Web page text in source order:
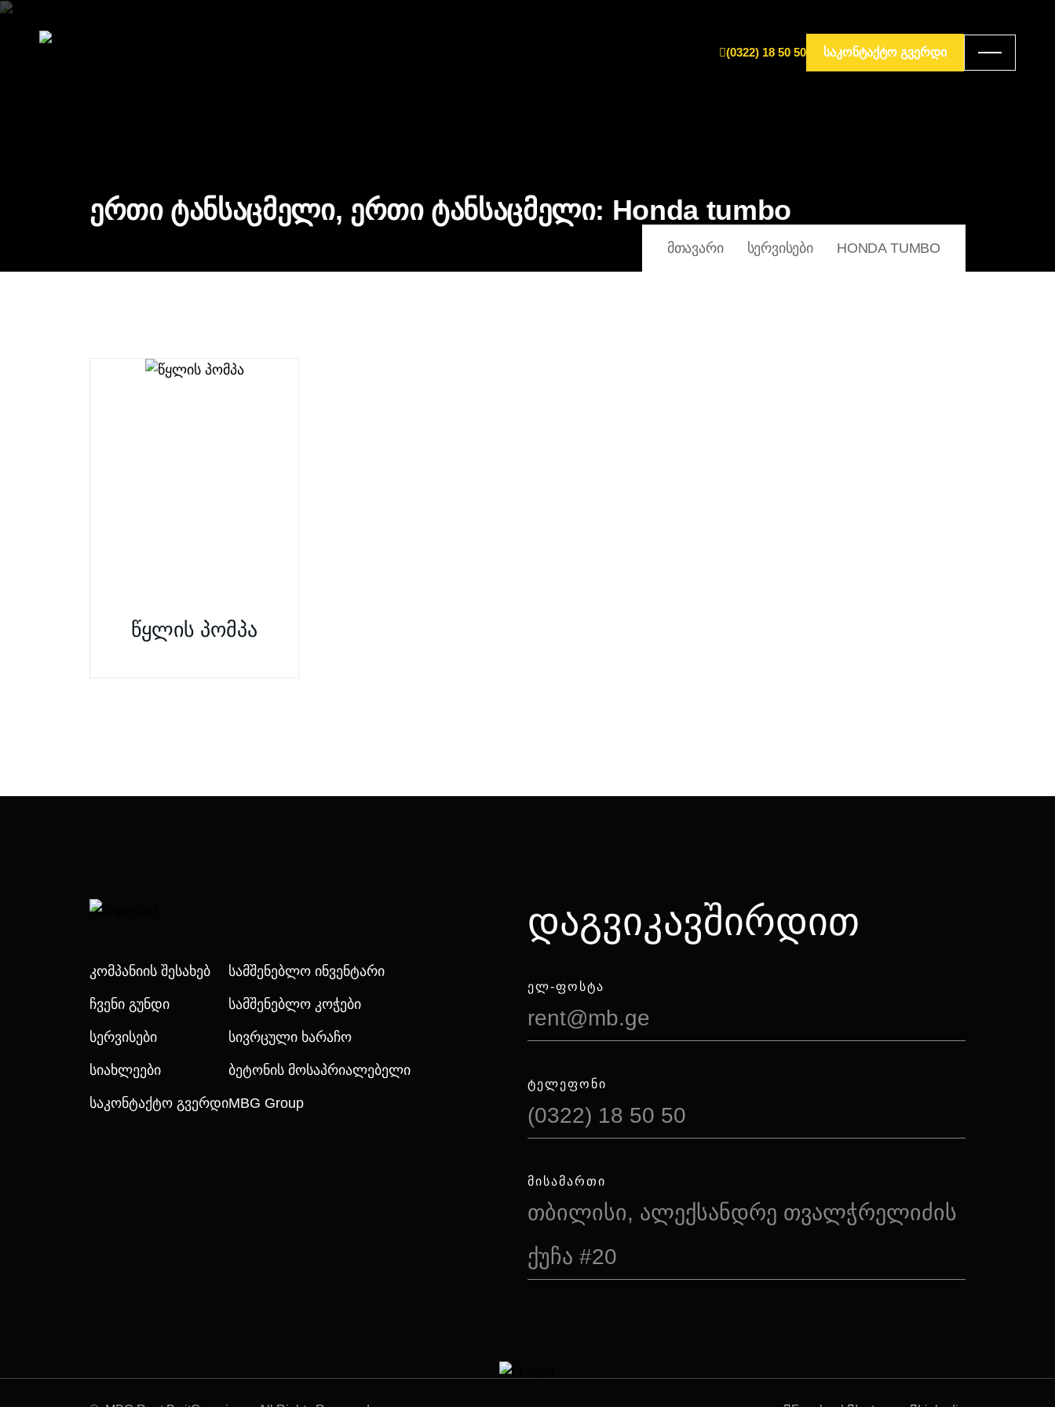
(0322) 18 50 50 ᲡᲐᲙᲝᲜᲢᲐᲥᲢᲝ ᲒᲕᲔᲠᲓᲘ
ერთი ტანსაცმელი, ერთი ტანსაცმელი: Honda tumbo
ᲛᲗᲐᲕᲐᲠᲘ ᲡᲔᲠᲕᲘᲡᲔᲑᲘ HONDA TUMBO
წყლის პომპა
Კომპანიის Შესახებ
Ჩვენი Გუნდი
Სერვისები
Სიახლეები
Საკონტაქტო Გვერდი
Სამშენებლო Ინვენტარი
Სამშენებლო Კოჭები
Სივრცული Ხარაჩო
Ბეტონის Მოსაპრიალებელი
MBG Group
დაგვიკავშირდით
ᲔᲚ-ᲤᲝᲡᲢᲐ
rent@mb.ge
ᲢᲔᲚᲔᲤᲝᲜᲘ
(0322) 18 50 50
ᲛᲘᲡᲐᲛᲐᲠᲗᲘ
თბილისი, ალექსანდრე თვალჭრელიძის
ქუჩა #20